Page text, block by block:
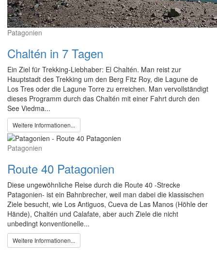
Patagonien
Chaltén in 7 Tagen
Ein Ziel für Trekking-Liebhaber: El Chaltén. Man reist zur
Hauptstadt des Trekking um den Berg Fitz Roy, die Lagune de
Los Tres oder die Lagune Torre zu erreichen. Man vervollständigt
dieses Programm durch das Chaltén mit einer Fahrt durch den
See Viedma...
Weitere Informationen...
Patagonien
Route 40 Patagonien
Diese ungewöhnliche Reise durch die Route 40 -Strecke
Patagonien- ist ein Bahnbrecher, weil man dabei die klassischen
Ziele besucht, wie Los Antiguos, Cueva de Las Manos (Höhle der
Hände), Chaltén und Calafate, aber auch Ziele die nicht
unbedingt konventionelle...
Weitere Informationen...